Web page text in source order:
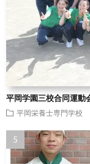
平岡学園三校合同運動
平岡栄養士専門学校